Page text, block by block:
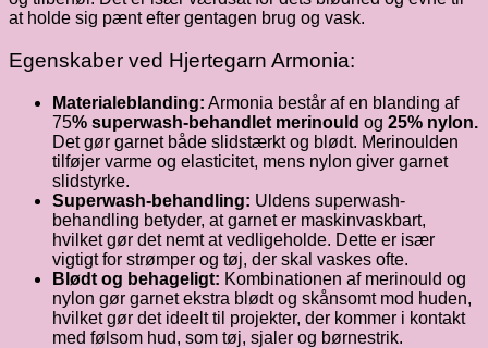
at holde sig pænt efter gentagen brug og vask.
Egenskaber ved Hjertegarn Armonia:
Materialeblanding: Armonia består af en blanding af
75% superwash-behandlet merinould og 25% nylon.
Det gør garnet både slidstærkt og blødt. Merinoulden
tilføjer varme og elasticitet, mens nylon giver garnet
slidstyrke.
Superwash-behandling: Uldens superwash-
behandling betyder, at garnet er maskinvaskbart,
hvilket gør det nemt at vedligeholde. Dette er især
vigtigt for strømper og tøj, der skal vaskes ofte.
Blødt og behageligt: Kombinationen af merinould og
nylon gør garnet ekstra blødt og skånsomt mod huden,
hvilket gør det ideelt til projekter, der kommer i kontakt
med følsom hud, som tøj, sjaler og børnestrik.